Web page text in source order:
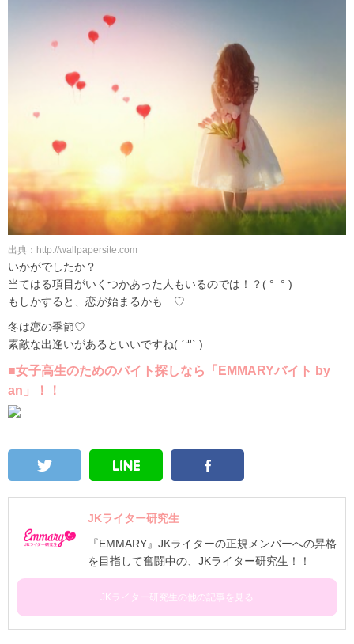
出典：http://wallpapersite.com
いかがでしたか？
当てはる項目がいくつかあった人もいるのでは！？( °_° )
もしかすると、恋が始まるかも…♡
冬は恋の季節♡
素敵な出逢いがあるといいですね( ˊ꒳ˋ )
■女子高生のためのバイト探しなら「EMMARYバイト by
an」！！
JKライター研究生
『EMMARY』JKライターの正規メンバーへの昇格
を目指して奮闘中の、JKライター研究生！！
JKライター研究生の他の記事を見る